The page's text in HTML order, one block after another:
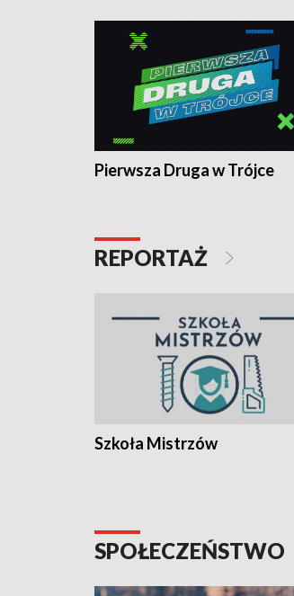
Pierwsza Druga w Trójce
REPORTAŻ
Szkoła Mistrzów
SPOŁECZEŃSTWO